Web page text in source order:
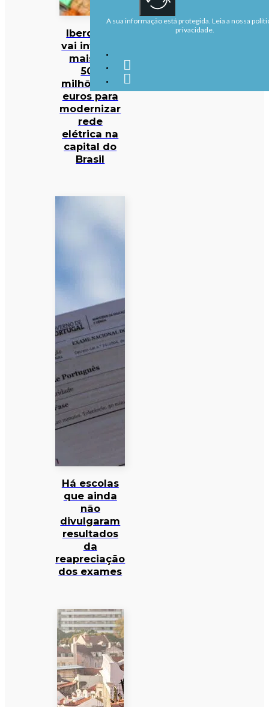
Iberdrola
vai investir
mais de
500
milhões de
euros para
modernizar
rede
elétrica na
capital do
Brasil
Há escolas
que ainda
não
divulgaram
resultados
da
reapreciação
dos exames
A sua informação está protegida. Leia a nossa
privacidade.